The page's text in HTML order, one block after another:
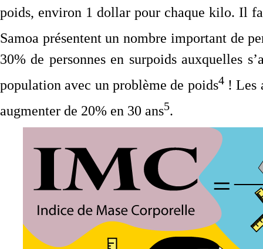
poids, environ 1 dollar pour chaque kilo. Il
Samoa présentent un nombre important de
30% de personnes en surpoids auxquelles
population avec un problème de poids4! Les
augmenter de 20% en 30 ans5.